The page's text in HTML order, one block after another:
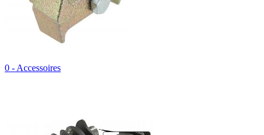
0 - Accessoires